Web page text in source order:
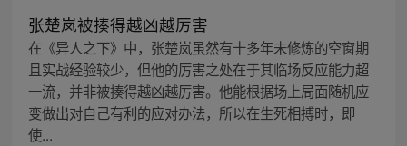
张楚岚被揍得越凶越厉害
在《异人之下》中，张楚岚虽然有十多年未修炼的空窗期
且实战经验较少，但他的厉害之处在于其临场反应能力超
一流，并非被揍得越凶越厉害。他能根据场上局面随机应
变做出对自己有利的应对办法，所以在生死相搏时，即
使...